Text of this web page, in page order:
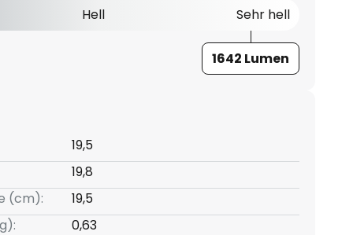
Hell Sehr hell
1642 Lumen
19,5
19,8
(cm):
19,5
0,63